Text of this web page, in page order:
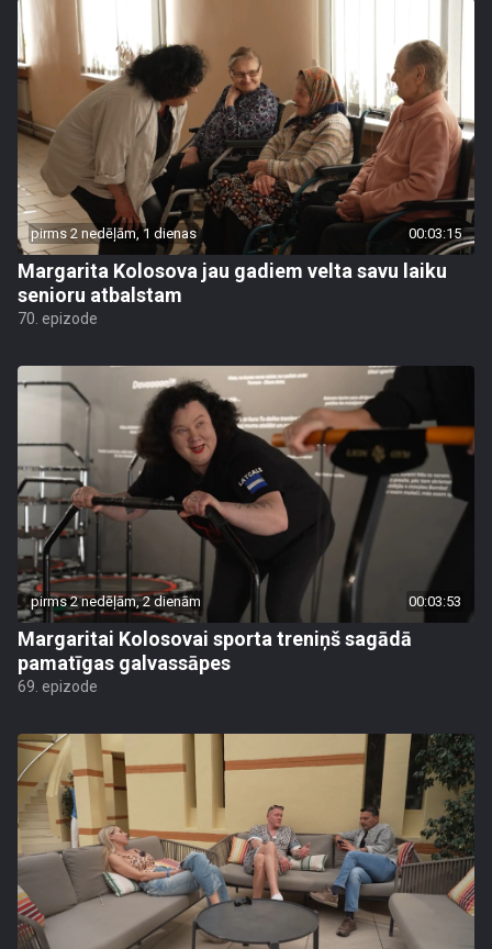
pirms 2 nedēļām, 1 dienas 00:03:15
Margarita Kolosova jau gadiem velta savu laiku
senioru atbalstam
70. epizode
pirms 2 nedēļām, 2 dienām 00:03:53
Margaritai Kolosovai sporta treniņš sagādā
pamatīgas galvassāpes
69. epizode